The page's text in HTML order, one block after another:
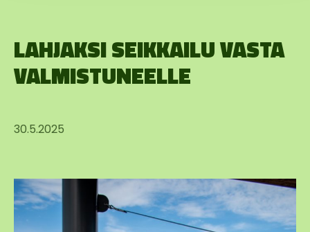
LAHJAKSI SEIKKAILU VASTA
VALMISTUNEELLE
30.5.2025